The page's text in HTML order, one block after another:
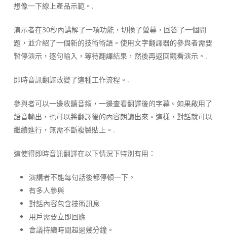
想像一下線上產品示範。.
演示者在30秒內講解了一項功能，切換了螢幕，回答了一個問
題，並介紹了一個新的技術術語。使用文字翻譯器的參與者需要
暫停演示，逐句輸入，等待翻譯結果，然後再返回觀看演示。.
即時音訊翻譯改變了這種工作流程。.
參與者可以一邊收聽音頻，一邊查看翻譯後的字幕。如果啟用了
語音輸出，也可以將翻譯後的內容朗讀出來。這樣，對話就可以
繼續進行，無需不斷複製貼上。.
這使得即時音訊翻譯在以下情況下特別有用：
演講者不能每句話後都停頓一下。
有多人參與
對話內容包含技術訊息
用戶需要立即回應
會議持續時間超過幾分鐘。